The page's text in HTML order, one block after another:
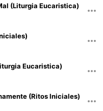
(Liturgia Eucaristica)
Eucaristica)
(Ritos Iniciales)